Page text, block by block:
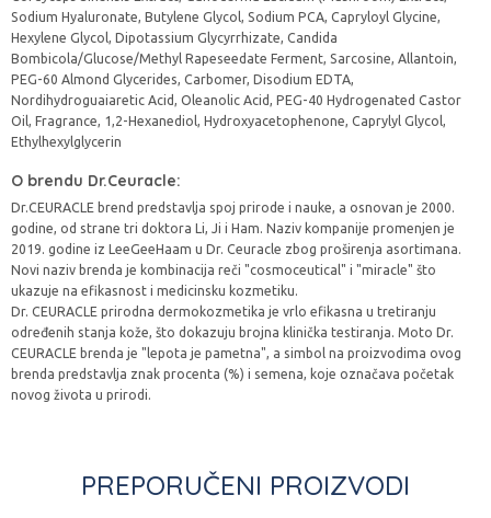
Sodium Hyaluronate, Butylene Glycol, Sodium PCA, Capryloyl Glycine,
Hexylene Glycol, Dipotassium Glycyrrhizate, Candida
Bombicola/Glucose/Methyl Rapeseedate Ferment, Sarcosine, Allantoin,
PEG-60 Almond Glycerides, Carbomer, Disodium EDTA,
Nordihydroguaiaretic Acid, Oleanolic Acid, PEG-40 Hydrogenated Castor
Oil, Fragrance, 1,2-Hexanediol, Hydroxyacetophenone, Caprylyl Glycol,
Ethylhexylglycerin
O brendu Dr.Ceuracle:
Dr.CEURACLE brend predstavlja spoj prirode i nauke, a osnovan je 2000.
godine, od strane tri doktora Li, Ji i Ham. Naziv kompanije promenjen je
2019. godine iz LeeGeeHaam u Dr. Ceuracle zbog proširenja asortimana.
Novi naziv brenda je kombinacija reči "cosmoceutical" i "miracle" što
ukazuje na efikasnost i medicinsku kozmetiku.
Dr. CEURACLE prirodna dermokozmetika je vrlo efikasna u tretiranju
određenih stanja kože, što dokazuju brojna klinička testiranja. Moto Dr.
CEURACLE brenda je "lepota je pametna", a simbol na proizvodima ovog
brenda predstavlja znak procenta (%) i semena, koje označava početak
novog života u prirodi.
PREPORUČENI PROIZVODI